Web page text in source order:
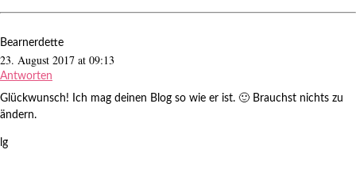
Bearnerdette
23. August 2017 at 09:13
Antworten
Glückwunsch! Ich mag deinen Blog so wie er ist. 🙂 Brauchst nichts zu
ändern.
lg